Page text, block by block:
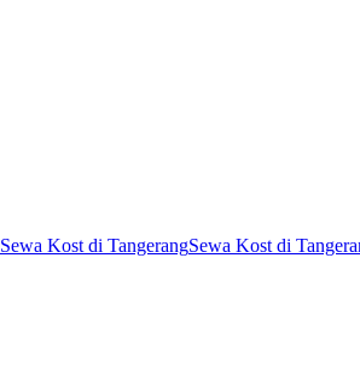
Sewa Kost di TangerangSewa Kost di